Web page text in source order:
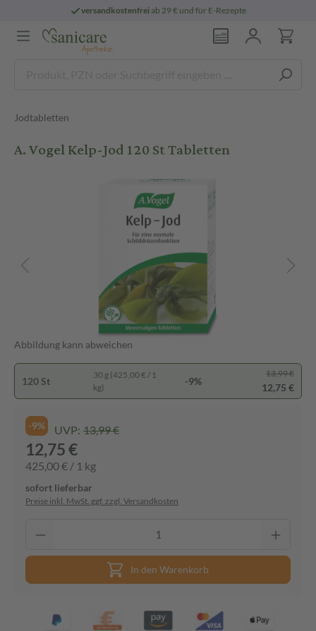
versandkostenfreiab 29 € und für E-Rezepte
Jodtabletten
A. Vogel Kelp-Jod 120 St Tabletten
Abbildung kann abweichen
120 St
30 g (425,00 € / 1
kg)
-9%
13,99 €
12,75 €
-9% UVP: 13,99 €
12,75 €
425,00 € / 1 kg
sofort lieferbar
Preise inkl. MwSt. ggf. zzgl. Versandkosten
In den Warenkorb